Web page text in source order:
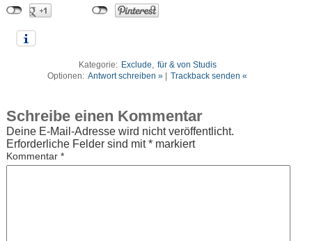
Kategorie: Exclude, für & von Studis
Optionen: Antwort schreiben » Trackback senden «
Schreibe einen Kommentar
Deine E-Mail-Adresse wird nicht veröffentlicht.
Erforderliche Felder sind mit*markiert
Kommentar *